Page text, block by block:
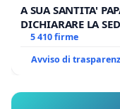
A SUA SANTITA'
DICHIARARE LA
E/O DI FAR APRIRE
5 410 firme
Avviso di